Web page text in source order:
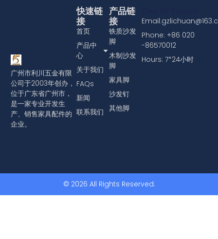
广州市利川五金有限
公司于2003年创办，
位于广东省广州市，
是一家专业开发生
产、销售家具配件的
企业。
产品链
接
铁质沙发
脚
木制沙发
脚
家具脚
沙发钉
其他脚
快速链
接
首页
产品中
心
关于我们
FAQs
新闻
联系我们
Phone: +86 020
-86570012
Hours: 7*24小时
© 2026 All Rights Reserved.